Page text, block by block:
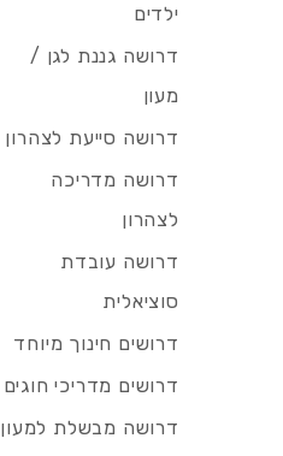
ילדים
דרושה גננת לגן /
מעון
דרושה סייעת לצהרון
דרושה מדריכה
לצהרון
דרושה עובדת
סוציאלית
דרושים חינוך מיוחד
דרושים מדריכי חוגים
דרושה מבשלת למעון